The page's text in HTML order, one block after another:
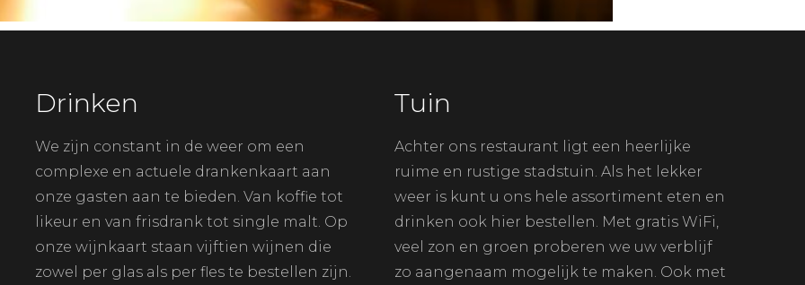
Drinken
We zijn constant in de weer om een
complexe en actuele drankenkaart aan
onze gasten aan te bieden. Van koffie tot
likeur en van frisdrank tot single malt. Op
onze wijnkaart staan vijftien wijnen die
zowel per glas als per fles te bestellen zijn.
Tuin
Achter ons restaurant ligt een heerlijke
ruime en rustige stadstuin. Als het lekker
weer is kunt u ons hele assortiment eten en
drinken ook hier bestellen. Met gratis WiFi,
veel zon en groen proberen we uw verblijf
zo aangenaam mogelijk te maken. Ook met